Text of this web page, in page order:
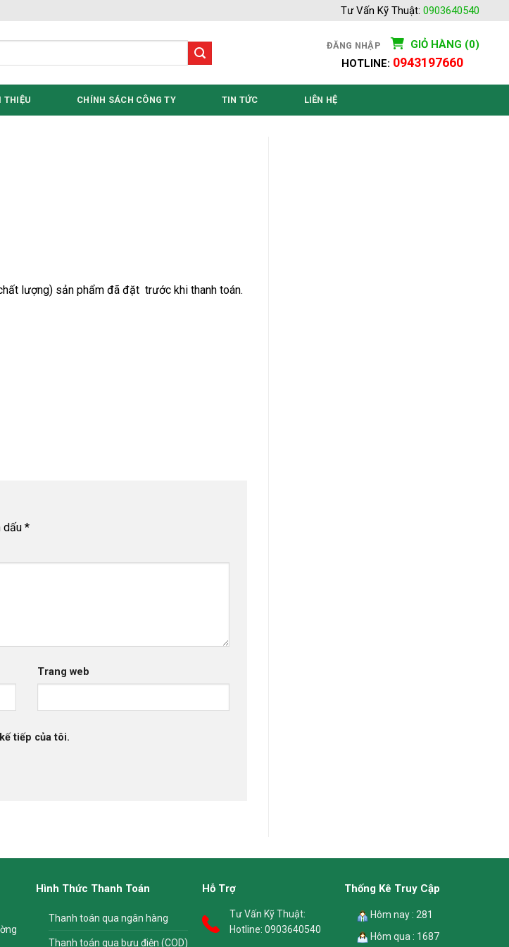
Tư Vấn Kỹ Thuật: 0903640540
ĐĂNG NHẬP
GIỎ HÀNG (0)
HOTLINE: 0943197660
THIỆU CHÍNH SÁCH CÔNG TY TIN TỨC LIÊN HỆ
lượng) sản phẩm đã đặt trước khi thanh toán.
dấu *
Trang web
tiếp của tôi.
Hình Thức Thanh Toán
Thanh toán qua ngân hàng
Thanh toán qua bưu điện (COD)
Hỗ Trợ
Tư Vấn Kỹ Thuật:
Hotline:0903640540
Thống Kê Truy Cập
Hôm nay : 281
Hôm qua : 1687